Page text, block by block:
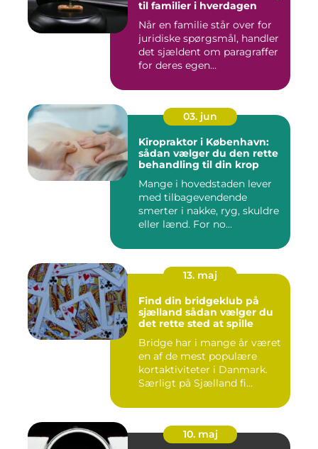
til familier i hverdagen
Når en familie står over for
juridiske spørgsmål, handler
det sjældent om paragraffer
for deres egen...
03. jun
Kiropraktor i København:
sådan vælger du den rette
behandling til din krop
Mange i hovedstaden lever
med tilbagevendende
smerter i nakke, ryg, skuldre
eller lænd. For no...
13. maj
Find din bridgeklub på
sjælland sådan vælger du
det rette sted at spille
Bridge har i mange år været
en af de mest populære
kortaktiviteter i Danmark.
Særligt på Sjælland fi...
10. maj